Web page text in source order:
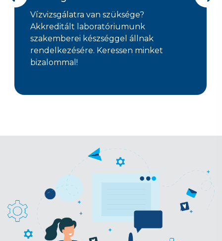
Vízvizsgálatra van szüksége?
Akkreditált laboratóriumunk
szakemberei készséggel állnak
rendelkezésére. Keressen minket
bizalommal!